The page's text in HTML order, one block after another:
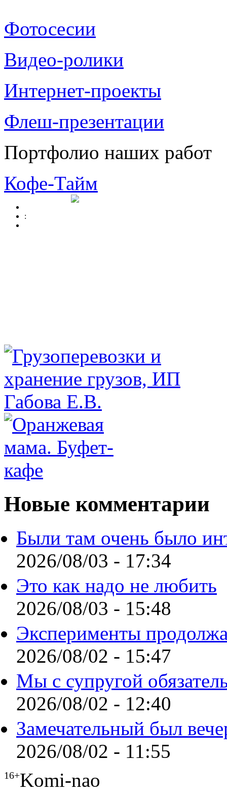
Фотосесии
Видео-ролики
Интернет-проекты
Флеш-презентации
Портфолио наших работ
Кофе-Тайм
:
Новые комментарии
Были там очень было
2026/08/03 - 17:34
Это как надо не любить
2026/08/03 - 15:48
Эксперименты
2026/08/02 - 15:47
Мы с супругой
2026/08/02 - 12:40
Замечательный был
2026/08/02 - 11:55
16+Komi-nao